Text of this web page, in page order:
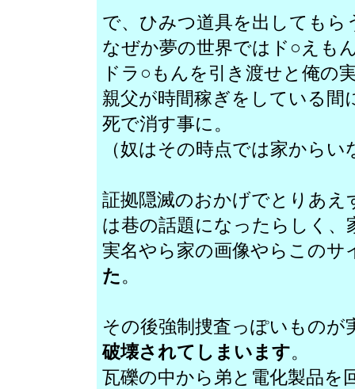
で、ひみつ道具を出しても
なぜか夢の世界ではド○えも
ドラ○もんを引き渡せと俺の
親父が時間稼ぎをしている間
死で消す事に。
（奴はその時点では家から
証拠隠滅のおかげでとりあ
は巷の話題になったらしく、
実名やら家の画像やらこのサ
た。
その後強制捜査っぽいもの
破壊されてしまいます。
瓦礫の中から弟と電化製品を